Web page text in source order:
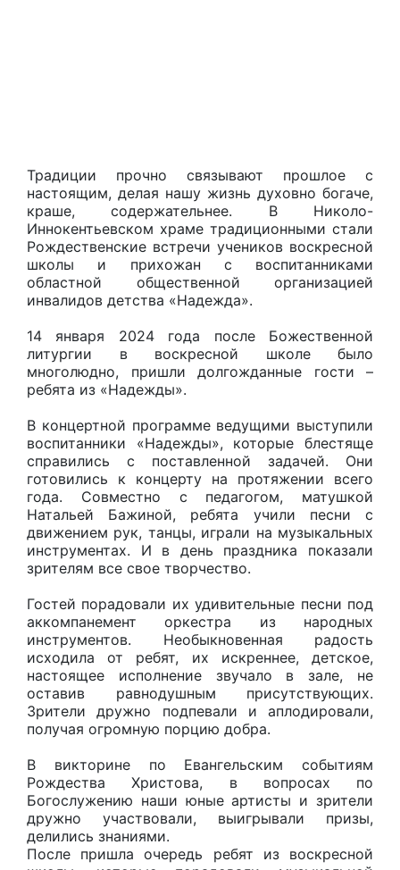
Традиции прочно связывают прошлое с
настоящим, делая нашу жизнь духовно богаче,
краше, содержательнее. В Николо-
Иннокентьевском храме традиционными стали
Рождественские встречи учеников воскресной
школы и прихожан с воспитанниками
областной общественной организацией
инвалидов детства «Надежда».
14 января 2024 года после Божественной
литургии в воскресной школе было
многолюдно, пришли долгожданные гости –
ребята из «Надежды».
В концертной программе ведущими выступили
воспитанники «Надежды», которые блестяще
справились с поставленной задачей. Они
готовились к концерту на протяжении всего
года. Совместно с педагогом, матушкой
Натальей Бажиной, ребята учили песни с
движением рук, танцы, играли на музыкальных
инструментах. И в день праздника показали
зрителям все свое творчество.
Гостей порадовали их удивительные песни под
аккомпанемент оркестра из народных
инструментов. Необыкновенная радость
исходила от ребят, их искреннее, детское,
настоящее исполнение звучало в зале, не
оставив равнодушным присутствующих.
Зрители дружно подпевали и аплодировали,
получая огромную порцию добра.
В викторине по Евангельским событиям
Рождества Христова, в вопросах по
Богослужению наши юные артисты и зрители
дружно участвовали, выигрывали призы,
делились знаниями.
После пришла очередь ребят из воскресной